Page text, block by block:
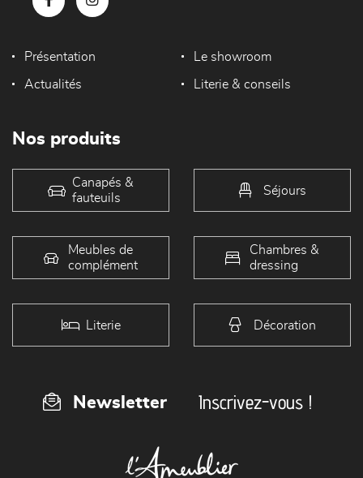
Présentation Le showroom
Actualités Literie & conseils
Nos produits
Canapés &
fauteuils
Séjours
Meubles de
complément
Chambres &
dressing
Literie Décoration
Newsletter Inscrivez-vous !